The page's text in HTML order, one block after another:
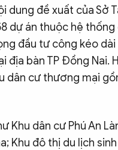
dung đề xuất của Sở
dự án thuộc hệ
đầu tư công kéo
địa bàn TP Đồng Nai.
dân cư thương mại
Khu dân cư Phú An
Khu đô thị du lịch sinh